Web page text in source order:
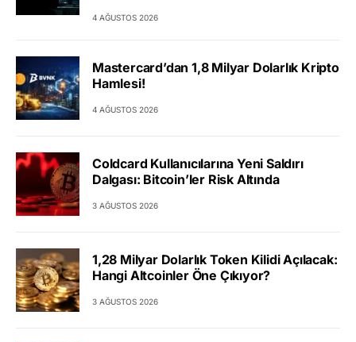
4 AĞUSTOS 2026
Mastercard’dan 1,8 Milyar Dolarlık Kripto
Hamlesi!
4 AĞUSTOS 2026
Coldcard Kullanıcılarına Yeni Saldırı
Dalgası: Bitcoin’ler Risk Altında
3 AĞUSTOS 2026
1,28 Milyar Dolarlık Token Kilidi Açılacak:
Hangi Altcoinler Öne Çıkıyor?
3 AĞUSTOS 2026